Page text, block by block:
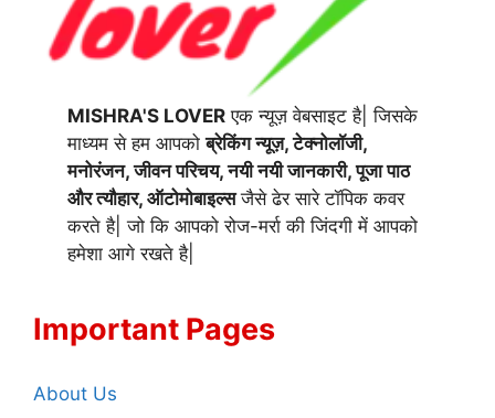
MISHRA'S LOVER एक न्यूज़ वेबसाइट है| जिसके
माध्यम से हम आपकोब्रेकिंग न्यूज़, टेक्नोलॉजी,
मनोरंजन, जीवन परिचय, नयी नयी जानकारी, पूजा पाठ
और त्यौहार, ऑटोमोबाइल्सजैसे ढेर सारे टॉपिक कवर
करते है| जो कि आपको रोज-मर्रा की जिंदगी में आपको
हमेशा आगे रखते है|
Important Pages
About Us